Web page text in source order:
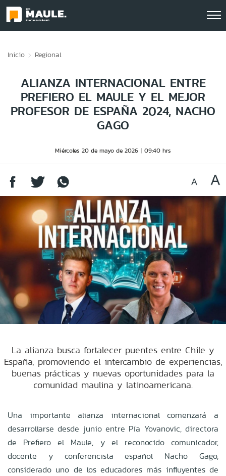
Inicio Regional
ALIANZA INTERNACIONAL ENTRE
PREFIERO EL MAULE Y EL MEJOR
PROFESOR DE ESPAÑA 2024, NACHO
GAGO
Miércoles 20 de mayo de 2026 09:40 hrs
La alianza busca fortalecer puentes entre Chile y
España, promoviendo el intercambio de experiencias,
buenas prácticas y nuevas oportunidades para la
comunidad maulina y latinoamericana.
Una importante alianza internacional comenzará a
desarrollarse desde junio entre Pía Yovanovic, directora
de Prefiero el Maule, y el reconocido comunicador,
docente y conferencista español Nacho Gago,
considerado uno de los educadores más influyentes de